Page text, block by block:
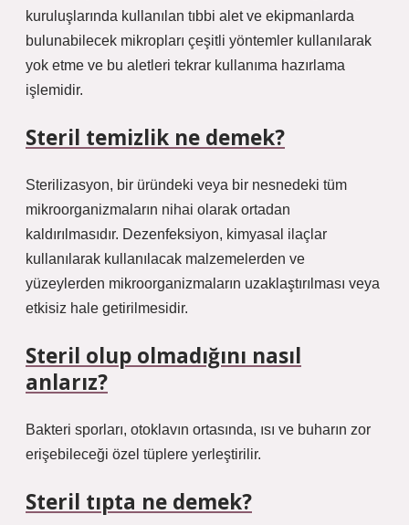
kuruluşlarında kullanılan tıbbi alet ve ekipmanlarda
bulunabilecek mikropları çeşitli yöntemler kullanılarak
yok etme ve bu aletleri tekrar kullanıma hazırlama
işlemidir.
Steril temizlik ne demek?
Sterilizasyon, bir üründeki veya bir nesnedeki tüm
mikroorganizmaların nihai olarak ortadan
kaldırılmasıdır. Dezenfeksiyon, kimyasal ilaçlar
kullanılarak kullanılacak malzemelerden ve
yüzeylerden mikroorganizmaların uzaklaştırılması veya
etkisiz hale getirilmesidir.
Steril olup olmadığını nasıl
anlarız?
Bakteri sporları, otoklavın ortasında, ısı ve buharın zor
erişebileceği özel tüplere yerleştirilir.
Steril tıpta ne demek?